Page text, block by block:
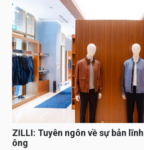
ZILLI: Tuyên ngôn về sự bản
ông